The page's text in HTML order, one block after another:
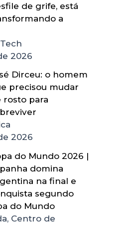
de grife, está
a
2026
Dirceu: o homem
precisou mudar
rosto para
2026
do Mundo 2026 |
domina
na final e
segundo
do Mundo
Centro de